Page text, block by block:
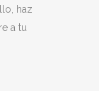
haz
a tu